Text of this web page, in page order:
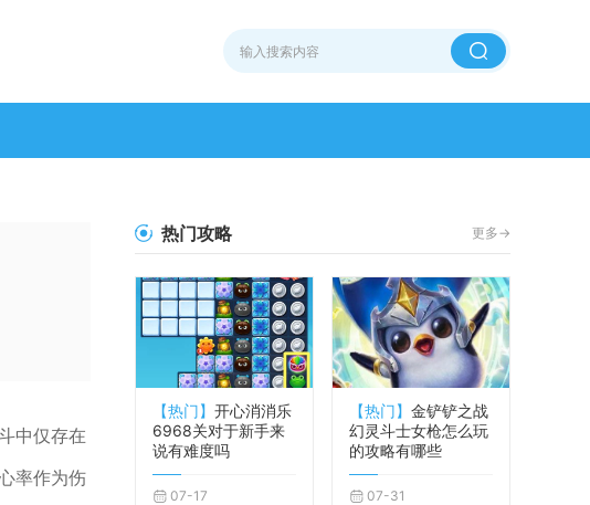
中仅存在
率作为伤
热门攻略 更多->
【热门】 开心消消乐
6968关对于新手来
说有难度吗
07-17
【热门】 金铲铲之战
幻灵斗士女枪怎么玩
的攻略有哪些
07-31